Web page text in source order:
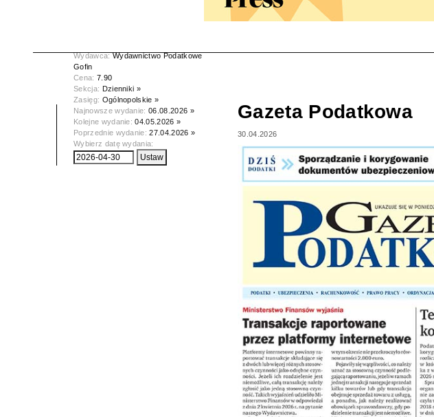
Wydawca:Wydawnictwo Podatkowe
Gofin
Cena: 7.90
Sekcja: Dzienniki »
Zasięg: Ogólnopolskie »
Najnowsze wydanie:06.08.2026 »
Kolejne wydanie:04.05.2026 »
Poprzednie wydanie:27.04.2026 »
Wybierz datę wydania:
Gazeta Podatkowa
30.04.2026